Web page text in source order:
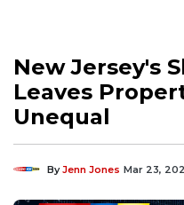
New Jersey's
Leaves
Unequal
ByJenn Jones Mar 23,